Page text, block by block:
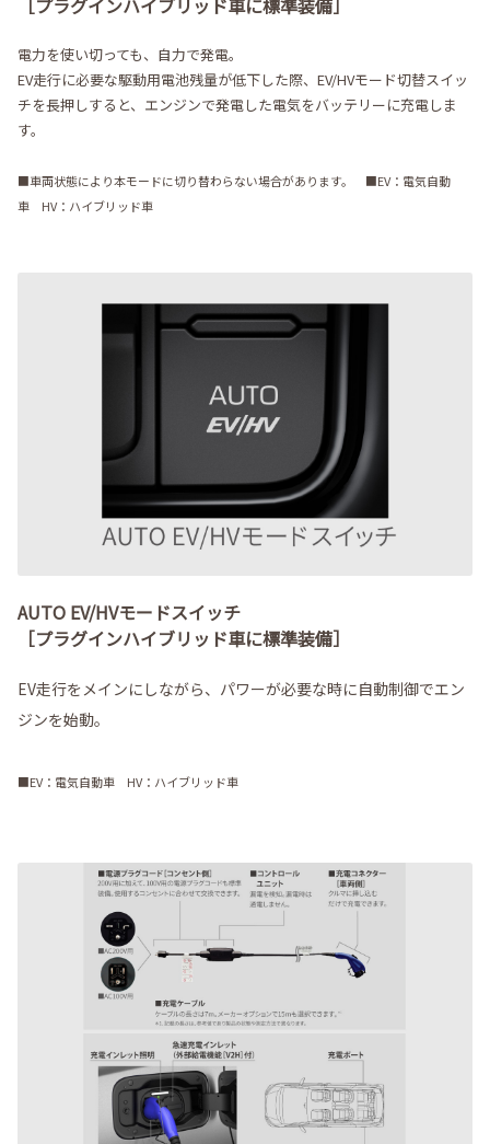
電力を使い切っても、自力で発電。
EV走行に必要な駆動用電池残量が低下した際、EV/HVモード切替スイッ
チを長押しすると、エンジンで発電した電気をバッテリーに充電しま
す。
■車両状態により本モードに切り替わらない場合があります。 ■EV：電気自動
車 HV：ハイブリッド車
AUTO EV/HVモードスイッチ
［プラグインハイブリッド車に標準装備］
EV走行をメインにしながら、パワーが必要な時に自動制御でエン
ジンを始動。
■EV：電気自動車 HV：ハイブリッド車